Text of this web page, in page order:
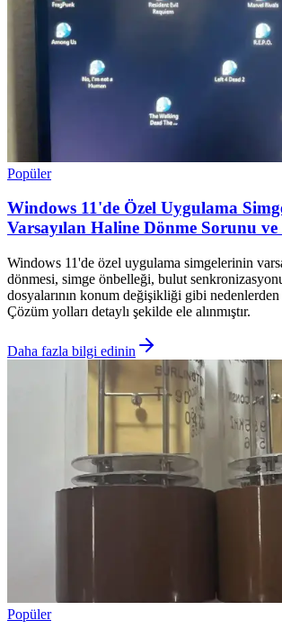
Popüler
Windows 11'de Özel Uygulama
Varsayılan Haline Dönme Sorunu ve
Windows 11'de özel uygulama simgelerinin
dönmesi, simge önbelleği, bulut
dosyalarının konum değişikliği gibi nedenlerden
Çözüm yolları detaylı şekilde ele alınmıştır.
Daha fazla bilgi edinin
Popüler